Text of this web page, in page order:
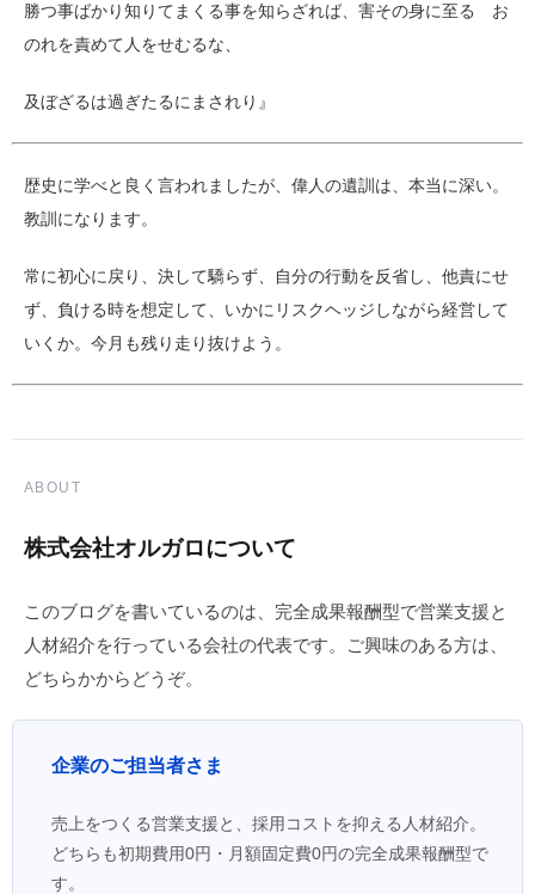
勝つ事ばかり知りてまくる事を知らざれば、害その身に至る お
のれを責めて人をせむるな、
及ぼざるは過ぎたるにまされり』
歴史に学べと良く言われましたが、偉人の遺訓は、本当に深い。
教訓になります。
常に初心に戻り、決して驕らず、自分の行動を反省し、他責にせ
ず、負ける時を想定して、いかにリスクヘッジしながら経営して
いくか。今月も残り走り抜けよう。
ABOUT
株式会社オルガロについて
このブログを書いているのは、完全成果報酬型で営業支援と
人材紹介を行っている会社の代表です。ご興味のある方は、
どちらかからどうぞ。
企業のご担当者さま
売上をつくる営業支援と、採用コストを抑える人材紹介。
どちらも初期費用0円・月額固定費0円の完全成果報酬型で
す。